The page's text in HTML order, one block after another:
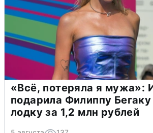
«Всё, потеряла я мужа»:
подарила Филиппу
лодку за 1,2 млн рублей